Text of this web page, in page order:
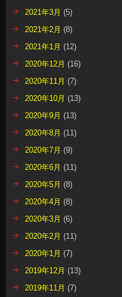
2021年3月 (5)
2021年2月 (8)
2021年1月 (12)
2020年12月 (16)
2020年11月 (7)
2020年10月 (13)
2020年9月 (13)
2020年8月 (11)
2020年7月 (9)
2020年6月 (11)
2020年5月 (8)
2020年4月 (8)
2020年3月 (6)
2020年2月 (11)
2020年1月 (7)
2019年12月 (13)
2019年11月 (7)